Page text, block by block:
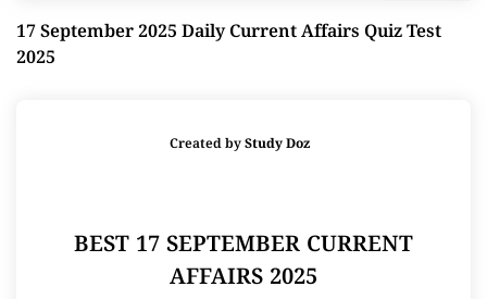
17 September 2025 Daily Current Affairs Quiz Test
2025
Created byStudy Doz
BEST 17 SEPTEMBER CURRENT
AFFAIRS 2025